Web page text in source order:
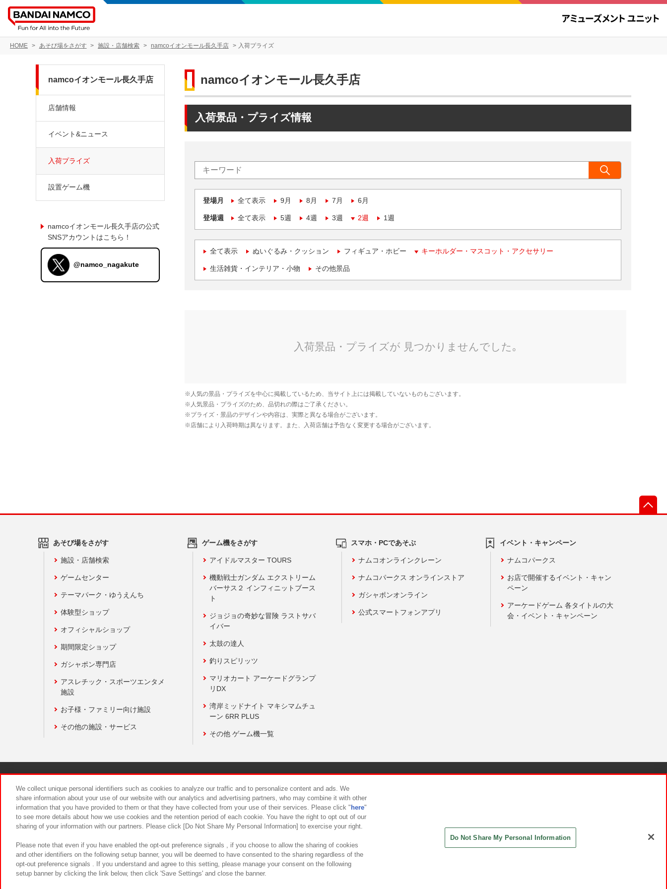
HOME あそび場をさがす 施設・店舗検索 namcoイオンモール長久手店 入荷プライズ
namcoイオンモール長久手店
入荷景品・プライズ情報
登場月 全て表示 9月 8月 7月 6月
登場週 全て表示 5週 4週 3週 2週 1週
全て表示 ぬいぐるみ・クッション フィギュア・ホビー キーホルダー・マスコット・アクセサリー
生活雑貨・インテリア・小物 その他景品
namcoイオンモール長久手店
店舗情報
イベント&ニュース
入荷プライズ
設置ゲーム機
namcoイオンモール長久手店の公式
SNSアカウントはこちら！
@namco_nagakute
あそび場をさがす
施設・店舗検索
ゲームセンター
テーマパーク・ゆうえんち
体験型ショップ
オフィシャルショップ
期間限定ショップ
ガシャポン専門店
アスレチック・スポーツエンタメ
施設
お子様・ファミリー向け施設
その他の施設・サービス
ゲーム機をさがす
アイドルマスター TOURS
機動戦士ガンダム エクストリーム
バーサス２ インフィニットブース
ト
ジョジョの奇妙な冒険 ラストサバ
イバー
太鼓の達人
釣りスピリッツ
マリオカート アーケードグランプ
リDX
湾岸ミッドナイト マキシマムチュ
ーン 6RR PLUS
その他 ゲーム機一覧
スマホ・PCであそぶ
ナムコオンラインクレーン
ナムコパークス オンラインストア
ガシャポンオンライン
公式スマートフォンアプリ
イベント・キャンペーン
ナムコパークス
お店で開催するイベント・キャン
ペーン
アーケードゲーム 各タイトルの大
会・イベント・キャンペーン
食品のご提供について カスタマーハラスメント対応方針
We collect unique personal identifiers such as cookies to analyze our traffic and to personalize content and ads. We
share information about your use of our website with our analytics and advertising partners, who may combine it with other
information that you have provided to them or that they have collected from your use of their services. Please click " here"
to see more details about how we use cookies and the retention period of each cookie. You have the right to opt out of our
sharing of your information with our partners. Please click [Do Not Share My Personal Information] to exercise your right.
Please note that even if you have enabled the opt-out preference signals , if you choose to allow the sharing of cookies
and other identifiers on the following setup banner, you will be deemed to have consented to the sharing regardless of the
opt-out preference signals . If you understand and agree to this setting, please manage your consent on the following
setup banner by clicking the link below, then click 'Save Settings' and close the banner.
Do Not Share My Personal Information